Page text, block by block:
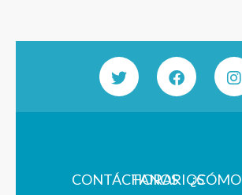
CONTÁCTANOS
HORARIOS¿CÓMO